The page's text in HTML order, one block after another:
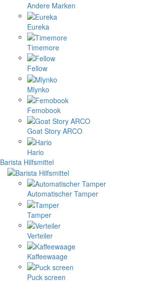
Andere Marken
Eureka
Timemore
Fellow
Mlynko
Femobook
Goat Story ARCO
Hario
Barista Hilfsmittel
Automatischer Tamper
Tamper
Verteiler
Kaffeewaage
Puck screen